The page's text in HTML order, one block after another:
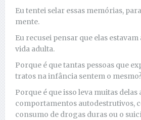
Eu tentei selar essas memórias,
mente.
Eu recusei pensar que elas
vida adulta.
Porque é que tantas pessoas que
tratos na infância sentem o
Porque é que isso leva muitas delas
comportamentos autodestrutivos,
consumo de drogas duras ou o